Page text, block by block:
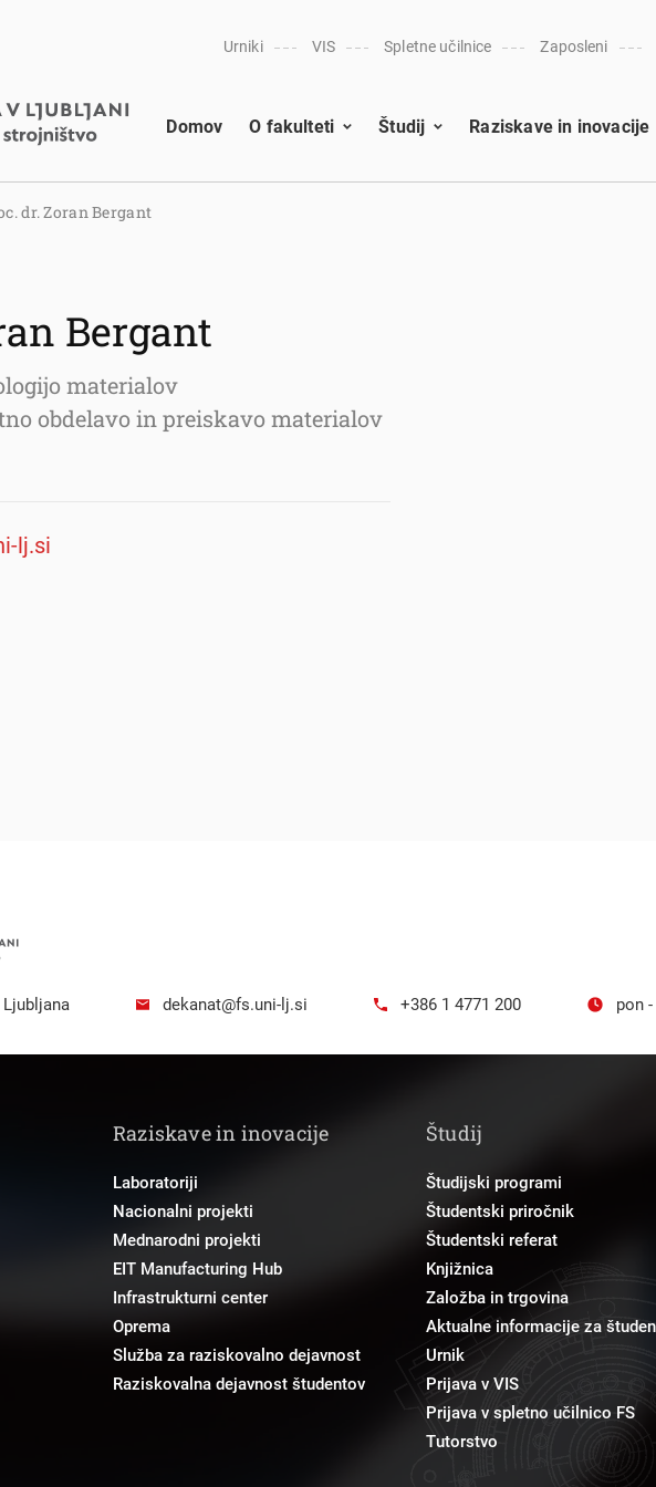
Urniki VIS Spletne učilnice Zaposleni
Domov O fakulteti Študij Raziskave in inovacije
dr. Zoran Bergant
Bergant
materialov
obdelavo in preiskavo materialov
lj.si
dekanat@fs.uni-lj.si +386 1 4771 200 pon
Raziskave in inovacije
Laboratoriji
Nacionalni projekti
Mednarodni projekti
EIT Manufacturing Hub
Infrastrukturni center
Oprema
Služba za raziskovalno dejavnost
Raziskovalna dejavnost študentov
Študij
Študijski programi
Študentski priročnik
Študentski referat
Knjižnica
Založba in trgovina
Aktualne informacije za
Urnik
Prijava v VIS
Prijava v spletno učilnico FS
Tutorstvo